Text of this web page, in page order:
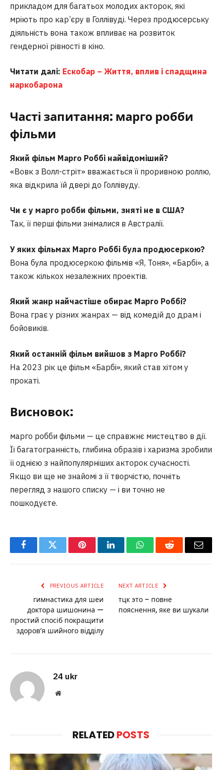
прикладом для багатьох молодих акторок, які
мріють про кар’єру в Голлівуді. Через продюсерську
діяльність вона також впливає на розвиток
гендерної рівності в кіно.
Читати далі: Ескобар – Життя, вплив і спадщина
наркобарона
Часті запитання: марго робби
фільми
Який фільм Марго Роббі найвідоміший?
«Вовк з Волл-стріт» вважається її проривною роллю,
яка відкрила їй двері до Голлівуду.
Чи є у марго робби фільми, зняті не в США?
Так, її перші фільми знімалися в Австралії.
У яких фільмах Марго Роббі була продюсеркою?
Вона була продюсеркою фільмів «Я, Тоня», «Барбі», а
також кількох незалежних проектів.
Який жанр найчастіше обирає Марго Роббі?
Вона грає у різних жанрах — від комедій до драм і
бойовиків.
Який останній фільм вийшов з Марго Роббі?
На 2023 рік це фільм «Барбі», який став хітом у
прокаті.
Висновок:
марго робби фільми — це справжнє мистецтво в дії.
Її багатогранність, глибина образів і харизма зробили
її однією з найпопулярніших акторок сучасності.
Якщо ви ще не знайомі з її творчістю, почніть
перегляд з нашого списку — і ви точно не
пошкодуєте.
FacebookTwitter PinterestLinkedInWhatsAppReddit Email
PREVIOUS ARTICLE
гимнастика для шеи
доктора шишонина —
простий спосіб покращити
здоров’я шийного відділу
NEXT ARTICLE
тцк это – повне
пояснення, яке ви шукали
24 ukr
Website
RELATEDPOSTS